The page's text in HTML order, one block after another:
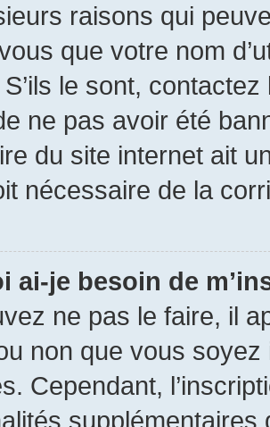
raisons qui
que votre nom
le sont,
ne pas avoir été
du site internet ait
nécessaire de la
ai-je besoin de
ne pas le faire, il
non que vous
Cependant,